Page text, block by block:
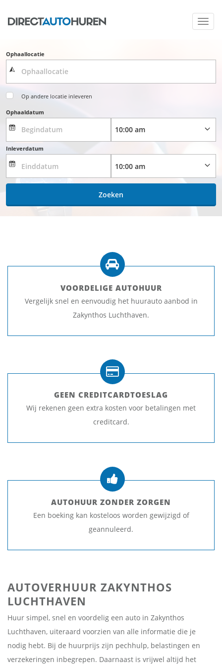
Ophaallocatie
Op andere locatie inleveren
Ophaaldatum
Inleverdatum
Zoeken
VOORDELIGE AUTOHUUR
Vergelijk snel en eenvoudig het huurauto aanbod in
Zakynthos Luchthaven.
GEEN CREDITCARDTOESLAG
Wij rekenen geen extra kosten voor betalingen met
creditcard.
AUTOHUUR ZONDER ZORGEN
Een boeking kan kosteloos worden gewijzigd of
geannuleerd.
AUTOVERHUUR ZAKYNTHOS
LUCHTHAVEN
Huur simpel, snel en voordelig een auto in Zakynthos
Luchthaven, uiteraard voorzien van alle informatie die je
nodig hebt. Bij de huurprijs zijn pechhulp, belastingen en
verzekeringen inbegrepen. Daarnaast is vrijwel altijd het